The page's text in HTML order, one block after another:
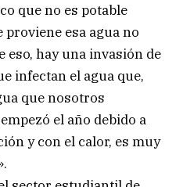
que no es potable
esa agua no
eso, hay una invasión de
infectan el agua que,
que nosotros
el año debido a
y con el calor, es muy